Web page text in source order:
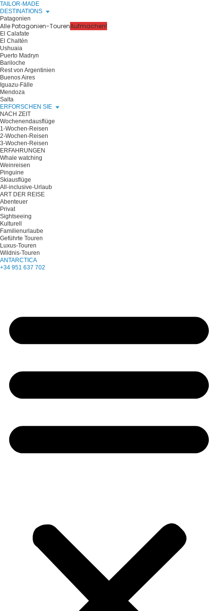
TAILOR-MADE
DESTINATIONS
Patagonien
Alle Patagonien-TourenAufmachen!
El Calafate
El Chaltén
Ushuaia
Puerto Madryn
Bariloche
Rest von Argentinien
Buenos Aires
Iguazu-Fälle
Mendoza
Salta
ERFORSCHEN SIE
NACH ZEIT
Wochenendausflüge
1-Wochen-Reisen
2-Wochen-Reisen
3-Wochen-Reisen
ERFAHRUNGEN
Whale watching
Weinreisen
Pinguine
Skiausflüge
All-inclusive-Urlaub
ART DER REISE
Abenteuer
Privat
Sightseeing
Kulturell
Familienurlaube
Geführte Touren
Luxus-Touren
Wildnis-Touren
ANTARCTICA
+34 951 637 702